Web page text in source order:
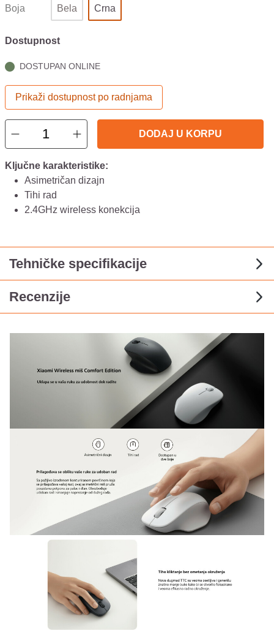
Boja Bela Crna
Dostupnost
DOSTUPAN ONLINE
Prikaži dostupnost po radnjama
DODAJ U KORPU
Ključne karakteristike:
Asimetričan dizajn
Tihi rad
2.4GHz wireless konekcija
Tehničke specifikacije
Recenzije